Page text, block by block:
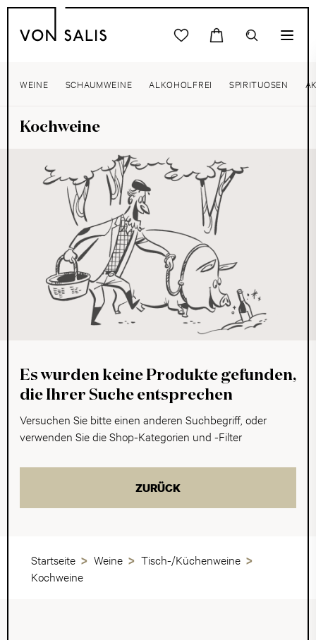
WEINE SCHAUMWEINE ALKOHOLFREI SPIRITUOSEN
Kochweine
Es wurden keine Produkte gefunden,
die Ihrer Suche entsprechen
Versuchen Sie bitte einen anderen Suchbegriff, oder
verwenden Sie die Shop-Kategorien und -Filter
ZURÜCK
Startseite Weine
Tisch-/Küchenweine
Kochweine